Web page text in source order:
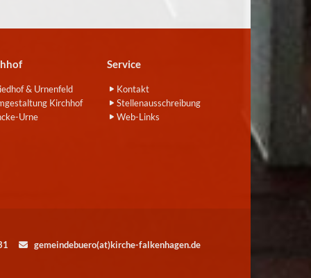
& Urnenfeld
Kirchhof
Urne
Service
Kontakt
Stellenausschreibung
Web-Links
 gemeindebuero(at)kirche-falkenhagen.de